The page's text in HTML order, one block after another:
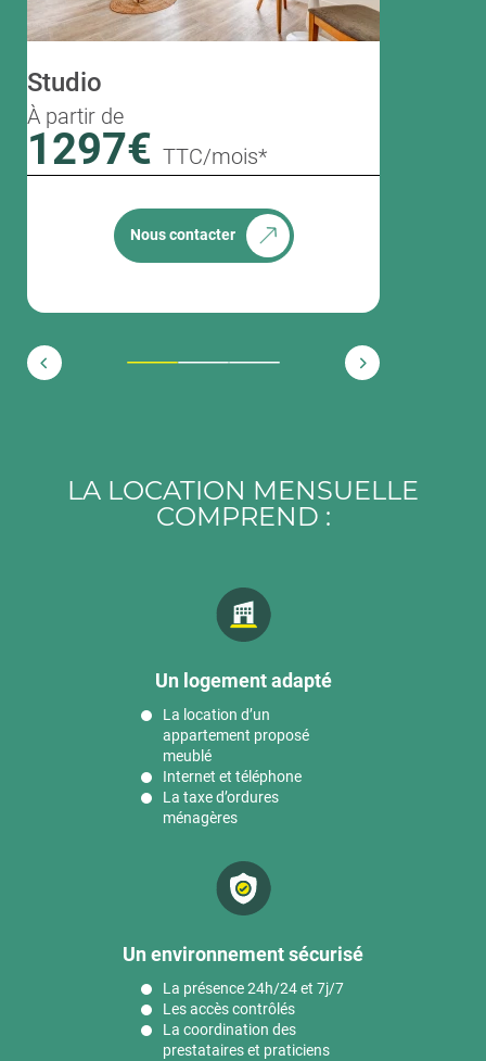
Studio
À partir de
1297€ TTC/mois*
Nous contacter
1 2 3
LA LOCATION MENSUELLE
COMPREND :
Un logement adapté
La location d’un
appartement proposé
meublé
Internet et téléphone
La taxe d’ordures
ménagères
Un environnement sécurisé
La présence 24h/24 et 7j/7
Les accès contrôlés
La coordination des
prestataires et praticiens